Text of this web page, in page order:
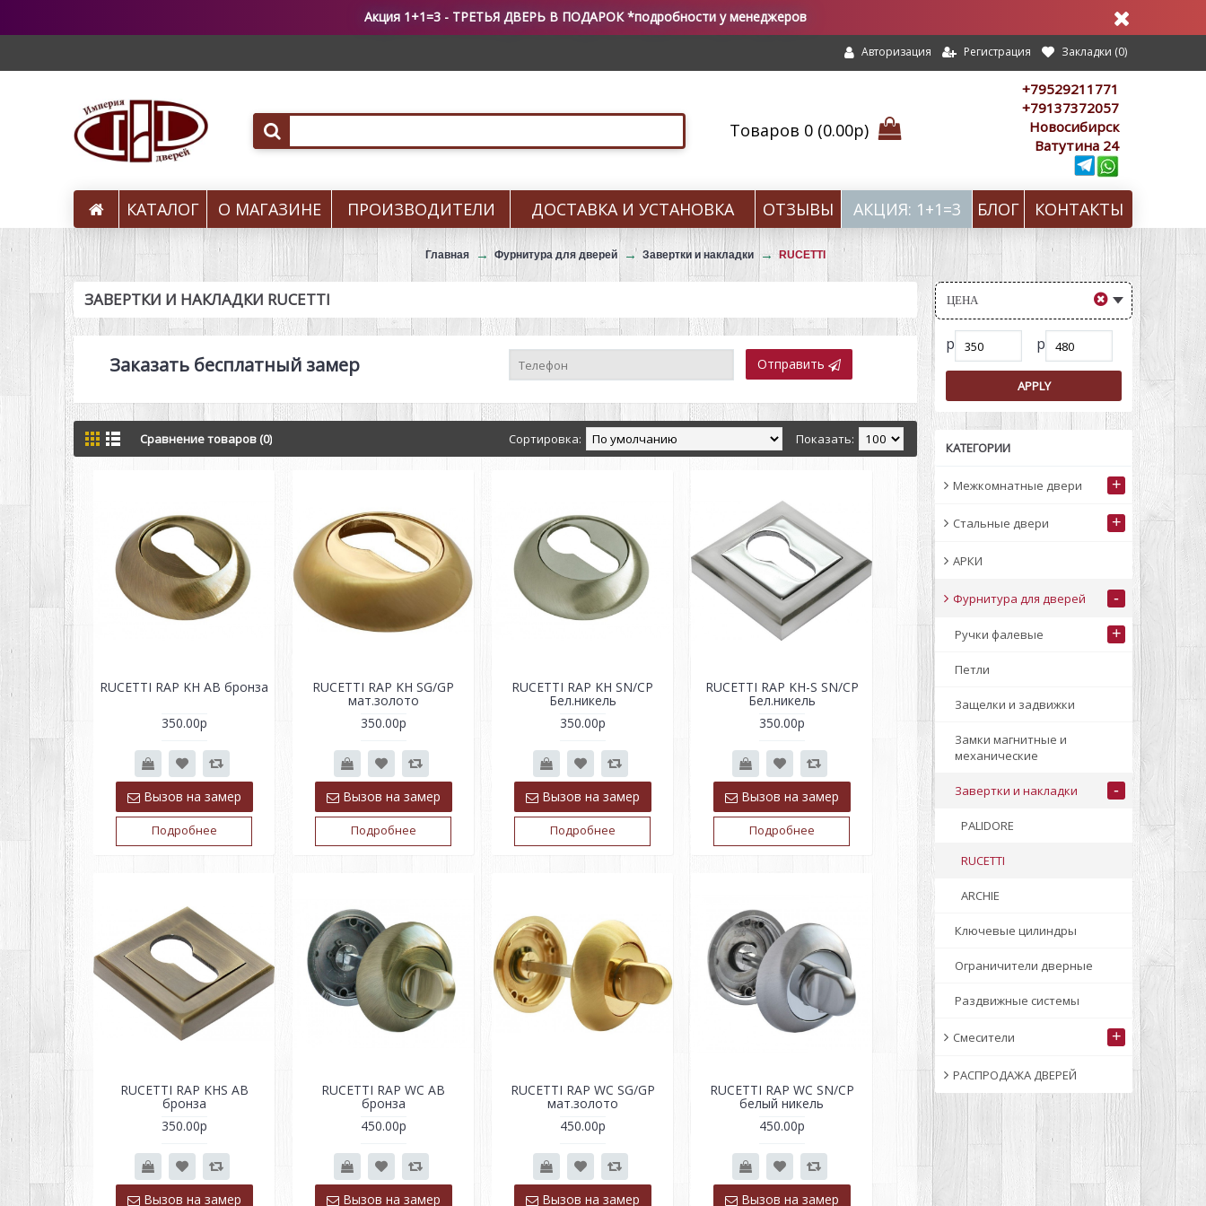
Акция 1+1=3 - ТРЕТЬЯ ДВЕРЬ В ПОДАРОК *подробности у менеджеров
Авторизация Регистрация Закладки (0)
Товаров 0 (0.00р)
+79529211771
+79137372057
Новосибирск
Ватутина 24
КАТАЛОГ О МАГАЗИНЕ ПРОИЗВОДИТЕЛИ ДОСТАВКА И УСТАНОВКА ОТЗЫВЫ АКЦИЯ: 1+1=3 БЛОГ КОНТАКТЫ
Вызов на замер
Главная Фурнитура для дверей Завертки и накладки RUCETTI
ЦЕНА
р р
КАТЕГОРИИ
Межкомнатные двери +
Стальные двери +
АРКИ
Фурнитура для дверей -
Ручки фалевые +
Петли
Защелки и задвижки
Замки магнитные и
механические
Завертки и накладки -
PALIDORE
RUCETTI
ARCHIE
Ключевые цилиндры
Ограничители дверные
Раздвижные системы
Смесители +
РАСПРОДАЖА ДВЕРЕЙ
ЗАВЕРТКИ И НАКЛАДКИ RUCETTI
Заказать бесплатный замер Отправить
Сравнение товаров (0) Показать:
Сортировка:
RUCETTI RAP KH AB бронза
350.00р
Вызов на замер
Подробнее
RUCETTI RAP KH SG/GP
мат.золото
350.00р
Вызов на замер
Подробнее
RUCETTI RAP KH SN/CP
Бел.никель
350.00р
Вызов на замер
Подробнее
RUCETTI RAP KH-S SN/CP
Бел.никель
350.00р
Вызов на замер
Подробнее
RUCETTI RAP KHS AB
бронза
350.00р
Вызов на замер
RUCETTI RAP WC AB
бронза
450.00р
Вызов на замер
RUCETTI RAP WC SG/GP
мат.золото
450.00р
Вызов на замер
RUCETTI RAP WC SN/CP
белый никель
450.00р
Вызов на замер